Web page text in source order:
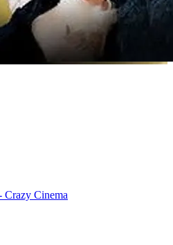
Crazy Cinema